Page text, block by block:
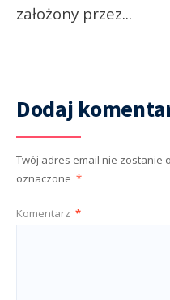
założony przez...
Dodaj
Twój adres email nie zostanie
oznaczone *
Komentarz *